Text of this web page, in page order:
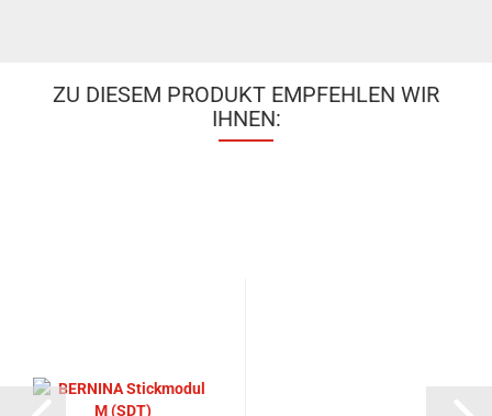
ZU DIESEM PRODUKT EMPFEHLEN WIR
IHNEN: